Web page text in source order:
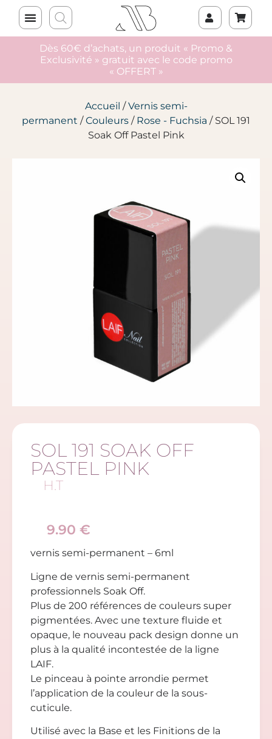
Dès 60€ d’achats, un produit « Promo &
Exclusivité » gratuit avec le code promo
« OFFERT »
Accueil /Vernis semi-
permanent /Couleurs / Rose - Fuchsia / SOL 191
Soak Off Pastel Pink
SOL 191 SOAK OFF
PASTEL PINK
H.T
9.90 €
vernis semi-permanent – 6ml
Ligne de vernis semi-permanent
professionnels Soak Off.
Plus de 200 références de couleurs super
pigmentées. Avec une texture fluide et
opaque, le nouveau pack design donne un
plus à la qualité incontestée de la ligne
LAIF.
Le pinceau à pointe arrondie permet
l’application de la couleur de la sous-
cuticule.
Utilisé avec la Base et les Finitions de la